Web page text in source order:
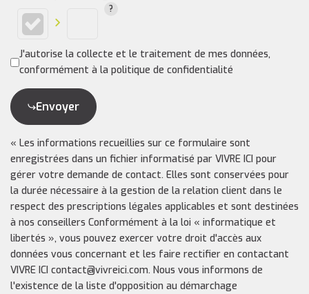
J'autorise la collecte et le traitement de mes données,
conformément à la politique de confidentialité
Envoyer
« Les informations recueillies sur ce formulaire sont
enregistrées dans un fichier informatisé par VIVRE ICI pour
gérer votre demande de contact. Elles sont conservées pour
la durée nécessaire à la gestion de la relation client dans le
respect des prescriptions légales applicables et sont destinées
à nos conseillers Conformément à la loi « informatique et
libertés », vous pouvez exercer votre droit d'accès aux
données vous concernant et les faire rectifier en contactant
VIVRE ICI contact@vivreici.com. Nous vous informons de
l'existence de la liste d'opposition au démarchage